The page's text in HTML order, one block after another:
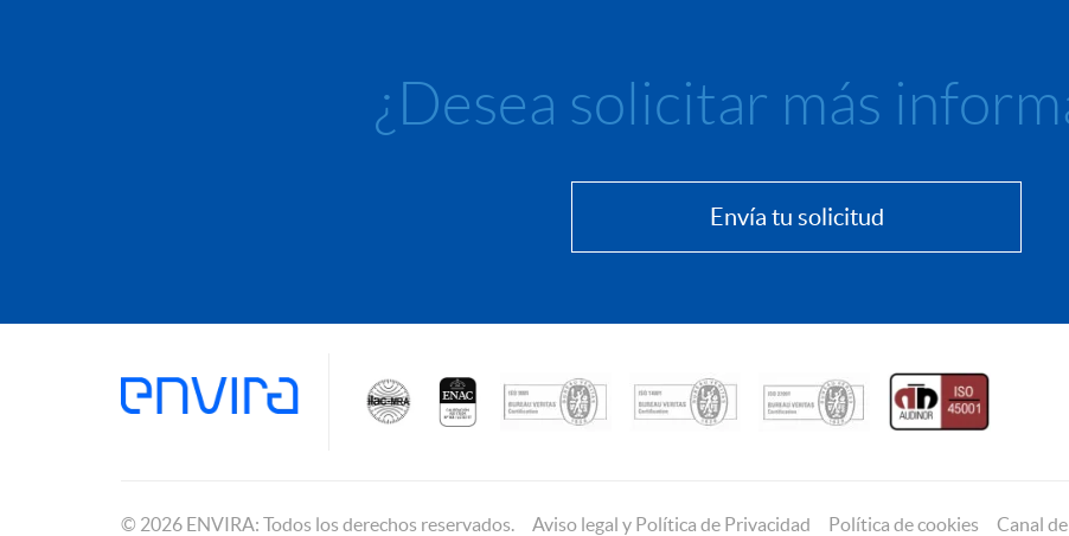
¿Desea solicitar más
Envía tu solicitud
© 2026 ENVIRA: Todos los derechos reservados. Aviso legal y Política de Privacidad Política de cookies Canal